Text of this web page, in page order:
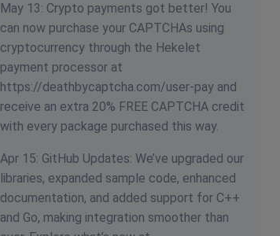
May 13: Crypto payments got better! You
can now purchase your CAPTCHAs using
cryptocurrency through the Hekelet
payment processor at
https://deathbycaptcha.com/user-pay and
receive an extra 20% FREE CAPTCHA credit
with every package purchased this way.
Apr 15: GitHub Updates: We’ve upgraded our
libraries, expanded sample code, enhanced
documentation, and added support for C++
and Go, making integration smoother than